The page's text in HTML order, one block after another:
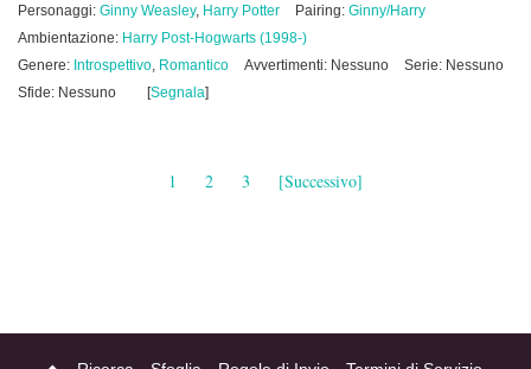
Personaggi: Ginny Weasley, Harry Potter Pairing: Ginny/Harry
Ambientazione: Harry Post-Hogwarts (1998-)
Genere: Introspettivo, Romantico Avvertimenti: Nessuno
Serie: Nessuno
Sfide: Nessuno
[Segnala]
1 2 3 [Successivo]